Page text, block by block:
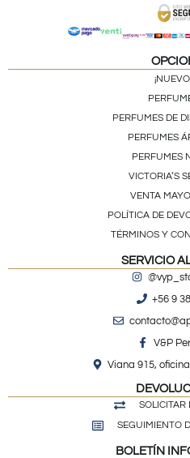
PERFUMES DE
PERFUMES
PERFUMES
VICTORIA’S
VENTA
POLÍTICA DE
TÉRMINOS Y
SERVICIO
+56 9
V&P
Viana 915,
SOLICITAR
SEGUIMIENTO
BOLETÍN